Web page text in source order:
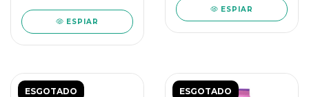
ESPIAR
ESPIAR
ESGOTADO ESGOTADO